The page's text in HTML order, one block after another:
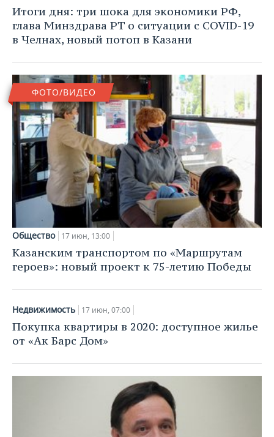
НЕФТЕХИМИЯ
НЕФТЬ
ОПК
ЭНЕРГЕТИКА
РОЗНИЧНАЯ ТОРГОВЛЯ
УСЛУГИ
НОВОСТИ ТЕХНОЛОГИЙ
МЕДИА
ТЕЛЕКОММУНИКАЦИИ
МЕРОПРИЯТИЯ
ВЫЕЗДНАЯ РЕДАКЦИЯ
БИЗНЕС-БРАНЧИ
ONLINE-КОНФЕРЕНЦИИ
ОТКРЫТАЯ ЛЕКЦИЯ
НОВОСТИ СПОРТА
ФУТБОЛ
ХОККЕЙ
БАСКЕТБОЛ
ВОЛЕЙБОЛ
КИБЕРСПОРТ
ФИГУРНОЕ КАТАНИЕ
ВОДНЫЕ ВИДЫ СПОРТА
ХОККЕЙ С МЯЧОМ
ОБЩЕСТВО
НОВОСТИ ОБЩЕСТВА
ВЛАСТЬ
ИНФРАСТРУКТУРА
ИСТОРИЯ
КУЛЬТУРА
МЕДИЦИНА
ОБРАЗОВАНИЕ
ПРОИСШЕСТВИЯ
ФОТОГАЛЕРЕЯ
СЮЖЕТЫ
СПРАВОЧНИК
СПИСОК ПЕРСОН
СПИСОК КОМПАНИЙ
ПОЛНАЯ ВЕРСИЯ
Итоги дня: три шока для экономики РФ,
глава Минздрава РТ о ситуации с COVID-19
в Челнах, новый потоп в Казани
ФОТО/ВИДЕО
Общество 17 июн, 13:00
Казанским транспортом по «Маршрутам
героев»: новый проект к 75-летию Победы
Недвижимость 17 июн, 07:00
Покупка квартиры в 2020: доступное жилье
от «Ак Барс Дом»